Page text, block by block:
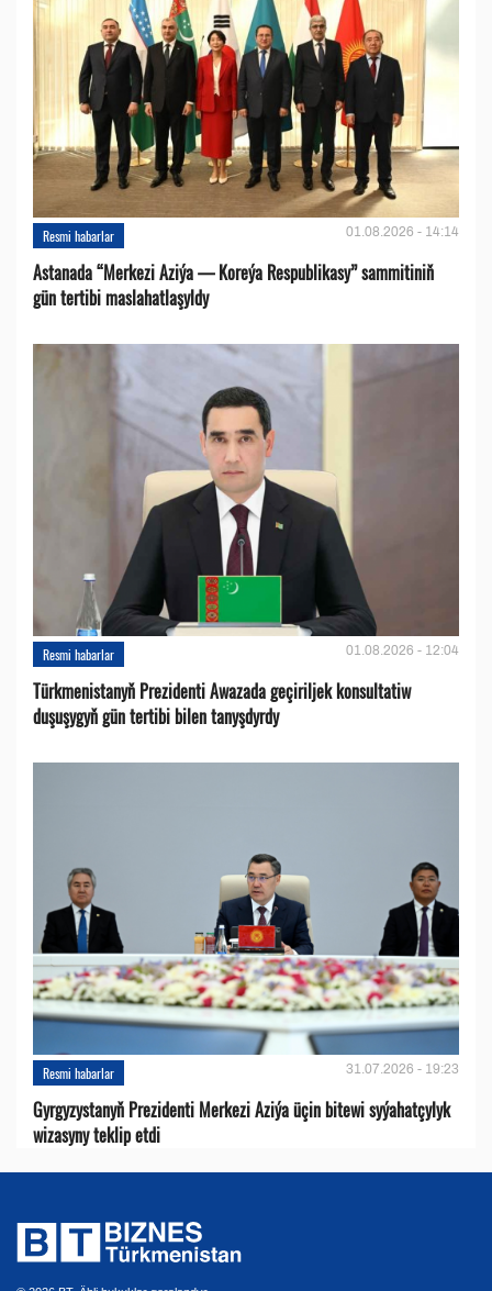
Resmi habarlar 01.08.2026 - 14:14
Astanada “Merkezi Aziýa — Koreýa Respublikasy” sammitiniň
gün tertibi maslahatlaşyldy
Resmi habarlar 01.08.2026 - 12:04
Türkmenistanyň Prezidenti Awazada geçiriljek konsultatiw
duşuşygyň gün tertibi bilen tanyşdyrdy
Resmi habarlar 31.07.2026 - 19:23
Gyrgyzystanyň Prezidenti Merkezi Aziýa üçin bitewi syýahatçylyk
wizasyny teklip etdi